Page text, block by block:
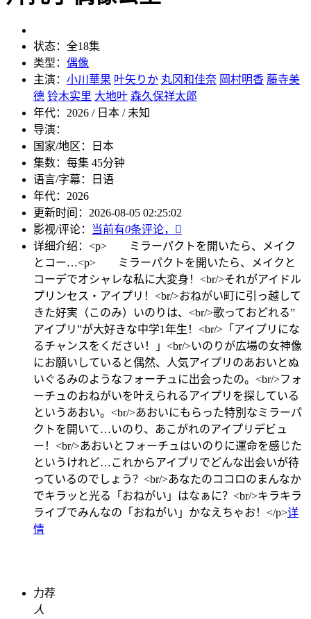
状态： 全18集
类型： 偶像
主演： 小川華果 叶矢りか 丸冈和佳奈 岡村明香 藤寺美
德 铃木实里 大地叶 森久保祥太郎
年代： 2026 / 日本 / 未知
导演：
国家/地区：
日本
集数： 每集 45分钟
语言/字幕：
日语
年代： 2026
更新时间： 2026-08-05 02:25:02
影视/评论：
当前有0条评论，

详细介绍： <p> ミラーパクトを開いたら、メイク
とコー…<p> ミラーパクトを開いたら、メイクと
コーデでオシャレな私に大変身！<br/>それがアイドル
プリンセス・アイプリ！<br/>おねがい町に引っ越して
きた好実（このみ）いのりは、<br/>歌っておどれる”
アイプリ”が大好きな中学1年生！<br/>「アイプリにな
るチャンスをください！」<br/>いのりが広場の女神像
にお願いしていると偶然、人気アイプリのあおいとぬ
いぐるみのようなフォーチュに出会ったの。<br/>フォ
ーチュのおねがいを叶えられるアイプリを探している
というあおい。<br/>あおいにもらった特別なミラーパ
クトを開いて…いのり、あこがれのアイプリデビュ
ー！<br/>あおいとフォーチュはいのりに運命を感じた
というけれど…これからアイプリでどんな出会いが待
っているのでしょう？<br/>あなたのココロのまんなか
でキラッと光る「おねがい」はなぁに？<br/>キラキラ
ライブでみんなの「おねがい」かなえちゃお！</p>详
情
力荐
人